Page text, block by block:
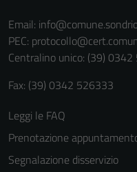
Email:
PEC:
Centralino unico: (39) 0342
Fax: (39) 0342 526333
Leggi le FAQ
Prenotazione
Segnalazione disservizio